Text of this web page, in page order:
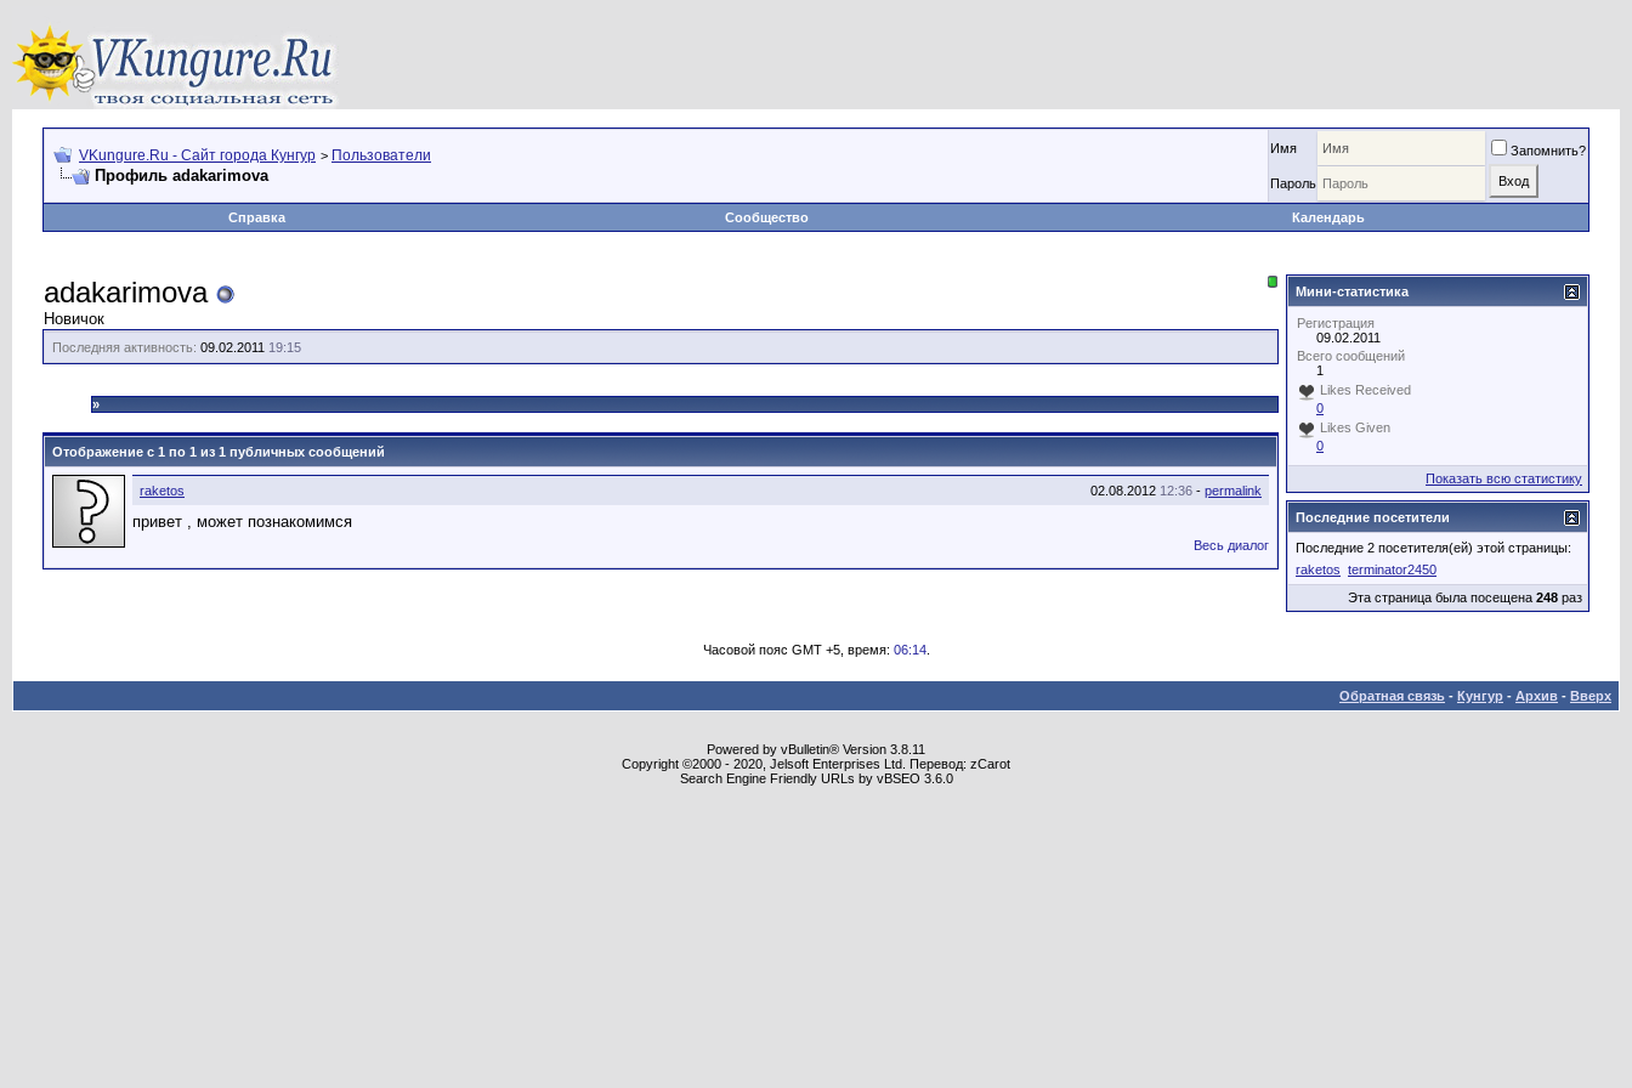
VKungure.Ru - Сайт города Кунгур > Пользователи
Профиль adakarimova
Имя Запомнить?
Пароль
Справка Сообщество Календарь
adakarimova
Новичок
Последняя активность: 09.02.2011 19:15
»
Отображение с 1 по 1 из 1 публичных сообщений
02.08.2012 12:36 - permalink
raketos
привет , может познакомимся
Весь диалог
Мини-статистика
Регистрация
09.02.2011
Всего сообщений
1
Likes Received
0
Likes Given
0
Показать всю статистику
Последние посетители
Последние 2 посетителя(ей) этой страницы:
raketos terminator2450
Эта страница была посещена 248 раз
Часовой пояс GMT +5, время: 06:14.
Обратная связь - Кунгур - Архив - Вверх
Powered by vBulletin® Version 3.8.11
Copyright ©2000 - 2020, Jelsoft Enterprises Ltd. Перевод: zCarot
Search Engine Friendly URLs by vBSEO 3.6.0